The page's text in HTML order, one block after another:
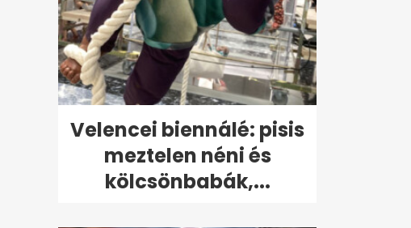
Velencei biennálé: pisis
meztelen néni és
kölcsönbabák,...